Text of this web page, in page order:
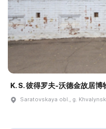
K. S. 彼得罗夫-沃德金故居博
Saratovskaya obl., g.